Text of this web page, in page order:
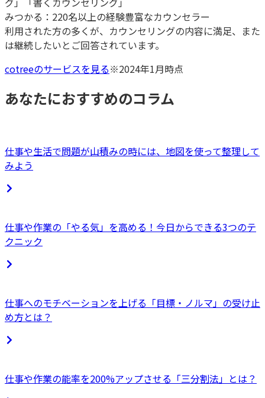
みつかる：220名以上の経験豊富なカウンセラー
利用された方の多くが、カウンセリングの内容に満足、また
は継続したいとご回答されています。
cotreeのサービスを見る※2024年1月時点
あなたにおすすめのコラム
仕事や生活で問題が山積みの時には、地図を使って整理して
みよう
仕事や作業の「やる気」を高める！今日からできる3つのテ
クニック
仕事へのモチベーションを上げる「目標・ノルマ」の受け止
め方とは？
仕事や作業の能率を200%アップさせる「三分割法」とは？